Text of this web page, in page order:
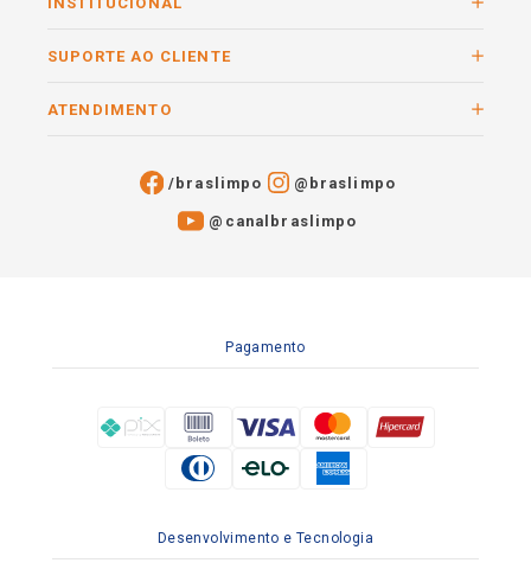
SUPORTE AO CLIENTE
ATENDIMENTO
/braslimpo @braslimpo
@canalbraslimpo​
Pagamento
Desenvolvimento e Tecnologia